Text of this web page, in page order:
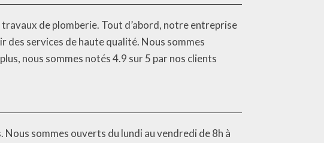
de plomberie. Tout d’abord, notre entreprise
des services de haute qualité. Nous sommes
nous sommes notés 4.9 sur 5 par nos clients
sommes ouverts du lundi au vendredi de 8h à